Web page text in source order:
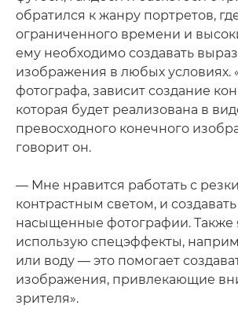
обратился к жанру портретов,
ограниченного времени и
ему необходимо создавать
изображения в любых условиях.
фотографа, зависит создание
которая будет реализована в
превосходного конечного
говорит он.
— Мне нравится работать с
контрастным светом, и
насыщенные фотографии. Также
использую спецэффекты,
или воду — это помогает
изображения, привлекающие
зрителя».